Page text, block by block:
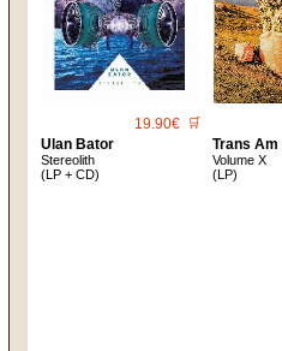
19.90€ 🛒
Ulan Bator
Stereolith
(LP + CD)
Trans Am
Volume X
(LP)